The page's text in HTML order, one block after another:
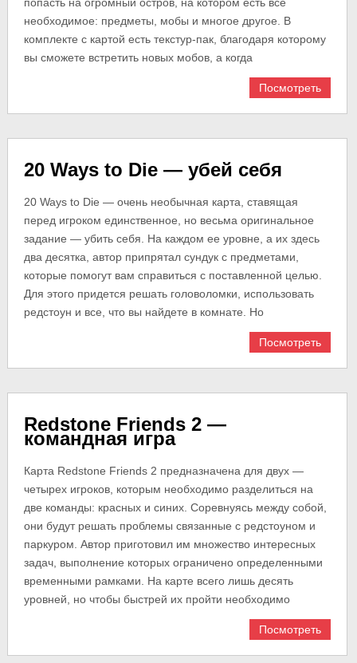
необходимое: предметы, мобы и многое другое. В
комплекте с картой есть текстур-пак, благодаря которому
вы сможете встретить новых мобов, а когда
Посмотреть
20 Ways to Die — убей себя
20 Ways to Die — очень необычная карта, ставящая
перед игроком единственное, но весьма оригинальное
задание — убить себя. На каждом ее уровне, а их здесь
два десятка, автор припрятал сундук с предметами,
которые помогут вам справиться с поставленной целью.
Для этого придется решать головоломки, использовать
редстоун и все, что вы найдете в комнате. Но
Посмотреть
Redstone Friends 2 —
командная игра
Карта Redstone Friends 2 предназначена для двух —
четырех игроков, которым необходимо разделиться на
две команды: красных и синих. Соревнуясь между собой,
они будут решать проблемы связанные с редстоуном и
паркуром. Автор приготовил им множество интересных
задач, выполнение которых ограничено определенными
временными рамками. На карте всего лишь десять
уровней, но чтобы быстрей их пройти необходимо
Посмотреть